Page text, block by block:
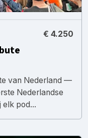
€ 4.250
van Nederland —
Nederlandse
elk pod...